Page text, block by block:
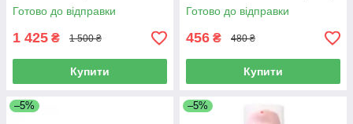
Готово до відправки
1 425 ₴ 1 500 ₴
Купити
Готово до відправки
456 ₴ 480 ₴
Купити
–5% –5%